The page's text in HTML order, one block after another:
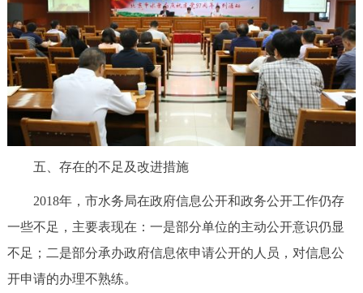
五、存在的不足及改进措施
2018年，市水务局在政府信息公开和政务公开工作仍存
一些不足，主要表现在：一是部分单位的主动公开意识仍显
不足；二是部分承办政府信息依申请公开的人员，对信息公
开申请的办理不熟练。